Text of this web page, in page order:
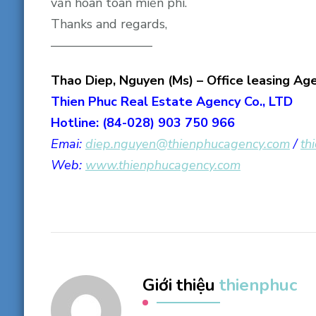
Thanks and regards,
————————
Thao Diep, Nguyen (Ms) – Office leasing
Thien Phuc Real Estate Agency Co., LTD
Hotline: (84-028) 903 750 966
Emai: diep.nguyen@thienphucagency.com/
Web: www.thienphucagency.com
Giới thiệu thienphuc